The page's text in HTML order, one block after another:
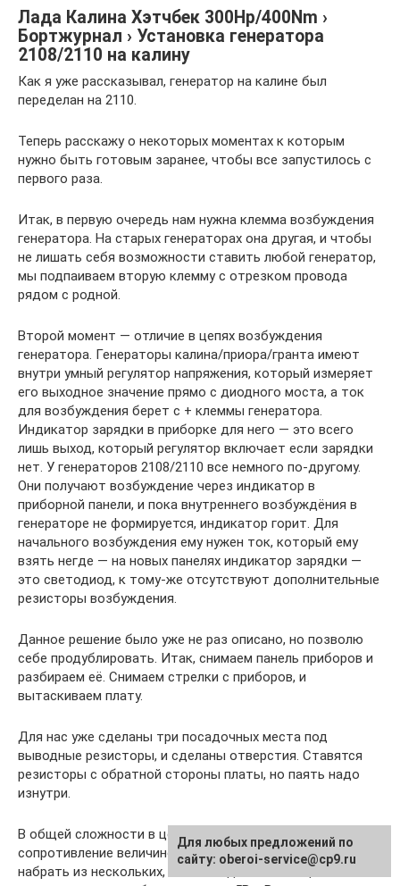
Лада Калина Хэтчбек 300Hp/400Nm ›
Бортжурнал › Установка генератора
2108/2110 на калину
Как я уже рассказывал, генератор на калине был
переделан на 2110.
Теперь расскажу о некоторых моментах к которым
нужно быть готовым заранее, чтобы все запустилось с
первого раза.
Итак, в первую очередь нам нужна клемма возбуждения
генератора. На старых генераторах она другая, и чтобы
не лишать себя возможности ставить любой генератор,
мы подпаиваем вторую клемму с отрезком провода
рядом с родной.
Второй момент — отличие в цепях возбуждения
генератора. Генераторы калина/приора/гранта имеют
внутри умный регулятор напряжения, который измеряет
его выходное значение прямо с диодного моста, а ток
для возбуждения берет с + клеммы генератора.
Индикатор зарядки в приборке для него — это всего
лишь выход, который регулятор включает если зарядки
нет. У генераторов 2108/2110 все немного по-другому.
Они получают возбуждение через индикатор в
приборной панели, и пока внутреннего возбуждёния в
генераторе не формируется, индикатор горит. Для
начального возбуждения ему нужен ток, который ему
взять негде — на новых панелях индикатор зарядки —
это светодиод, к тому-же отсутствуют дополнительные
резисторы возбуждения.
Данное решение было уже не раз описано, но позволю
себе продублировать. Итак, снимаем панель приборов и
разбираем её. Снимаем стрелки с приборов, и
вытаскиваем плату.
Для нас уже сделаны три посадочных места под
выводные резисторы, и сделаны отверстия. Ставятся
резисторы с обратной стороны платы, но паять надо
изнутри.
В общей сложности в цепь нужно запаять
сопротивление величиной от 40 до 60 ом. Можно
набрать из нескольких, как это сделал я. Мощность
Для любых предложений по
сайту: oberoi-service@cp9.ru